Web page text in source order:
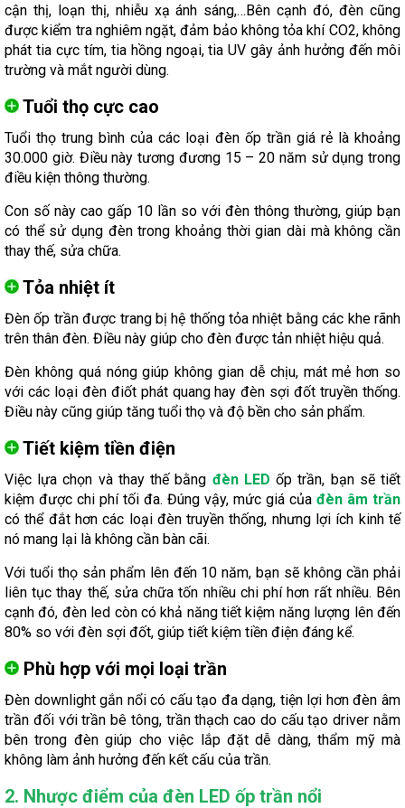
cận thị, loạn thị, nhiễu xạ ánh sáng,…Bên cạnh đó, đèn cũng
được kiểm tra nghiêm ngặt, đảm bảo không tỏa khí CO2, không
phát tia cực tím, tia hồng ngoại, tia UV gây ảnh hưởng đến môi
trường và mắt người dùng.
Tuổi thọ cực cao
Tuổi thọ trung bình của các loại đèn ốp trần giá rẻ là khoảng
30.000 giờ. Điều này tương đương 15 – 20 năm sử dụng trong
điều kiện thông thường.
Con số này cao gấp 10 lần so với đèn thông thường, giúp bạn
có thể sử dụng đèn trong khoảng thời gian dài mà không cần
thay thế, sửa chữa.
Tỏa nhiệt ít
Đèn ốp trần được trang bị hệ thống tỏa nhiệt bằng các khe rãnh
trên thân đèn. Điều này giúp cho đèn được tản nhiệt hiệu quả.
Đèn không quá nóng giúp không gian dễ chịu, mát mẻ hơn so
với các loại đèn điốt phát quang hay đèn sợi đốt truyền thống.
Điều này cũng giúp tăng tuổi thọ và độ bền cho sản phẩm.
Tiết kiệm tiền điện
Việc lựa chọn và thay thế bằng đèn LED ốp trần, bạn sẽ tiết
kiệm được chi phí tối đa. Đúng vậy, mức giá của đèn âm trần
có thể đắt hơn các loại đèn truyền thống, nhưng lợi ích kinh tế
nó mang lại là không cần bàn cãi.
Với tuổi thọ sản phẩm lên đến 10 năm, bạn sẽ không cần phải
liên tục thay thế, sửa chữa tốn nhiều chi phí hơn rất nhiều. Bên
cạnh đó, đèn led còn có khả năng tiết kiệm năng lượng lên đến
80% so với đèn sợi đốt, giúp tiết kiệm tiền điện đáng kể.
Phù hợp với mọi loại trần
Đèn downlight gắn nổi có cấu tạo đa dạng, tiện lợi hơn đèn âm
trần đối với trần bê tông, trần thạch cao do cấu tạo driver nằm
bên trong đèn giúp cho việc lắp đặt dễ dàng, thẩm mỹ mà
không làm ảnh hưởng đến kết cấu của trần.
2. Nhược điểm của đèn LED ốp trần nổi